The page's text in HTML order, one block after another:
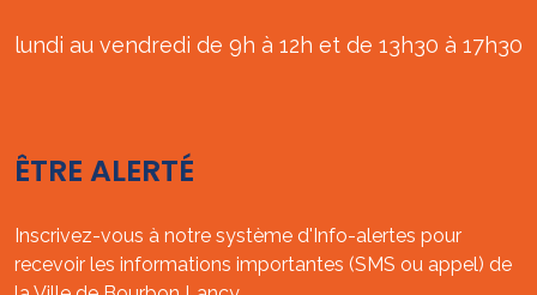
lundi au vendredi de 9h à 12h et de 13h30 à 17h30
ÊTRE ALERTÉ
Inscrivez-vous à notre système d'Info-alertes pour
recevoir les informations importantes (SMS ou appel) de